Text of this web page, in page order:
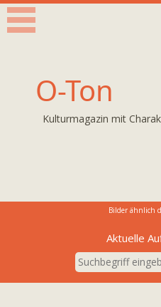
O-Ton
Kulturmagazin mit
Bilder ähnlich
Aktuelle